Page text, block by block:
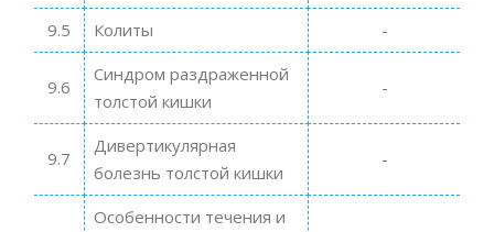
9.5 Колиты -
9.6
Синдром раздраженной
толстой кишки
-
9.7
Дивертикулярная
болезнь толстой кишки
-
Особенности течения и